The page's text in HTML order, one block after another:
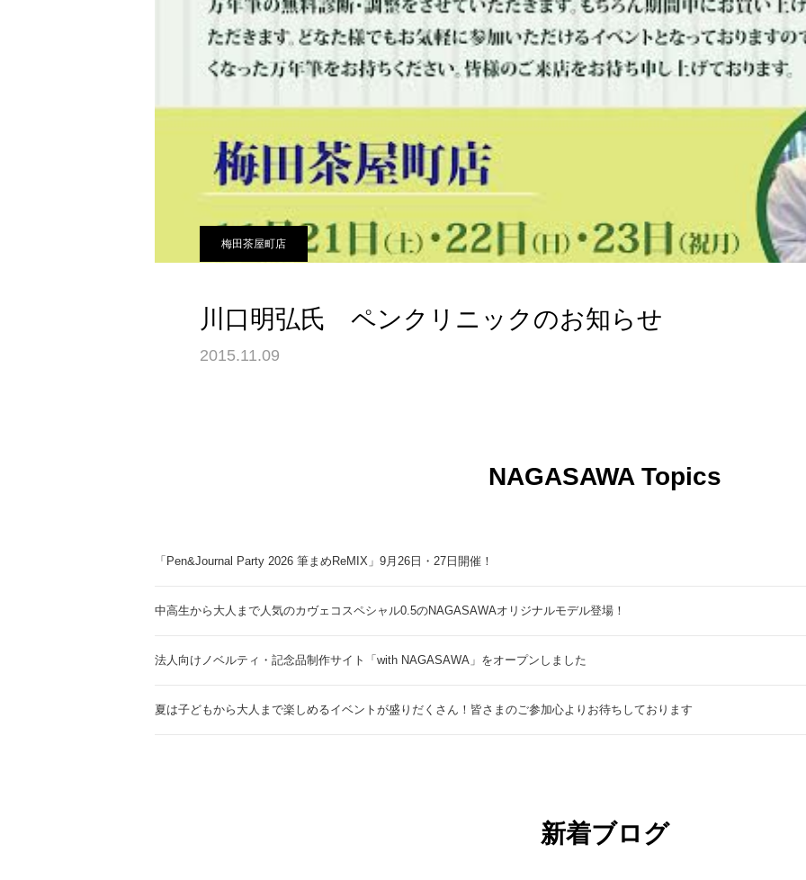
梅田茶屋町店
川口明弘氏 ペンクリニックのお知らせ
2015.11.09
NAGASAWA Topics
「Pen&Journal Party 2026 筆まめReMIX」9月26日・27日開催！
中高生から大人まで人気のカヴェコスペシャル0.5のNAGASAWAオリジナルモデル登場！
法人向けノベルティ・記念品制作サイト「with NAGASAWA」をオープンしました
夏は子どもから大人まで楽しめるイベントが盛りだくさん！皆さまのご参加心よりお待ちしております
新着ブログ